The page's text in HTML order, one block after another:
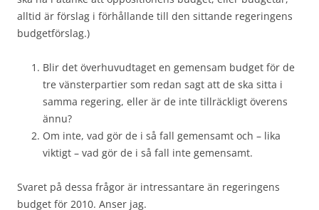
alltid är förslag i förhållande till den sittande regeringens
budgetförslag.)
Blir det överhuvudtaget en gemensam budget för de
tre vänsterpartier som redan sagt att de ska sitta i
samma regering, eller är de inte tillräckligt överens
ännu?
Om inte, vad gör de i så fall gemensamt och – lika
viktigt – vad gör de i så fall inte gemensamt.
Svaret på dessa frågor är intressantare än regeringens
budget för 2010. Anser jag.